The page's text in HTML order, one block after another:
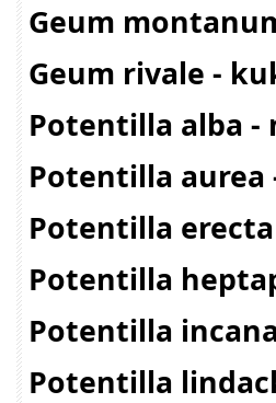
Geum
Geum rivale -
Potentilla alba -
Potentilla aurea
Potentilla
Potentilla
Potentilla
Potentilla